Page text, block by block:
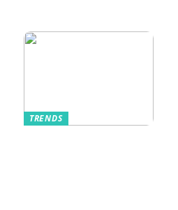
TRENDS